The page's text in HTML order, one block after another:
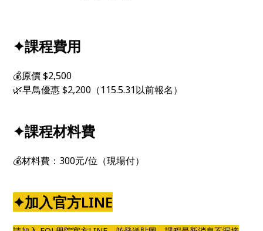
✦課程費用
💰原價 $2,500
🌿早鳥優惠 $2,200（115.5.31以前報名）
✦課程材料費
💰材料費：300元/位（現場付）
✦加入官方LINE